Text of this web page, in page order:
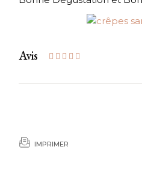
Avis
IMPRIMER